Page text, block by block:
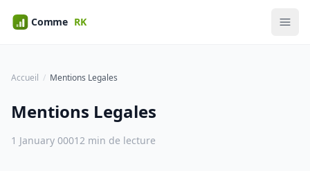
Accueil Mentions Legales
Mentions Legales
1 January 00012 min de lecture